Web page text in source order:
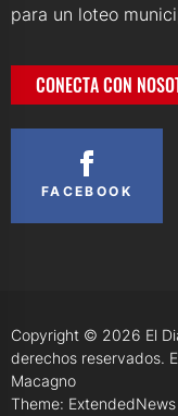
para un loteo
CONECTA CON
FACEBOOK
Copyright © 2026 El
derechos reservados.
Macagno
Theme: ExtendedNews